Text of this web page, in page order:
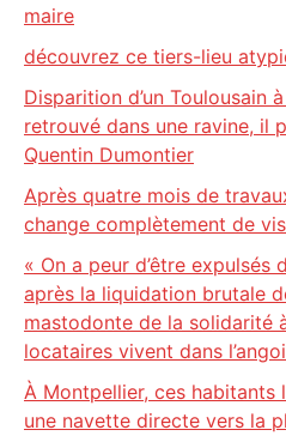
maire
découvrez ce tiers-lieu
Disparition d’un Toulousain
retrouvé dans une ravine, il
Quentin Dumontier
Après quatre mois de
change complètement de
« On a peur d’être expulsés
après la liquidation brutale
mastodonte de la solidarité
locataires vivent dans
À Montpellier, ces
une navette directe vers la